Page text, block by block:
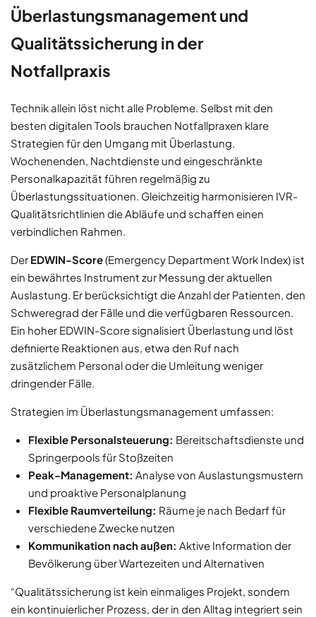
Überlastungsmanagement und
Qualitätssicherung in der
Notfallpraxis
Technik allein löst nicht alle Probleme. Selbst mit den
besten digitalen Tools brauchen Notfallpraxen klare
Strategien für den Umgang mit Überlastung.
Wochenenden, Nachtdienste und eingeschränkte
Personalkapazität führen regelmäßig zu
Überlastungssituationen. Gleichzeitig harmonisieren IVR-
Qualitätsrichtlinien die Abläufe und schaffen einen
verbindlichen Rahmen.
Der EDWIN-Score(Emergency Department Work Index) ist
ein bewährtes Instrument zur Messung der aktuellen
Auslastung. Er berücksichtigt die Anzahl der Patienten, den
Schweregrad der Fälle und die verfügbaren Ressourcen.
Ein hoher EDWIN-Score signalisiert Überlastung und löst
definierte Reaktionen aus, etwa den Ruf nach
zusätzlichem Personal oder die Umleitung weniger
dringender Fälle.
Strategien im Überlastungsmanagement umfassen:
Flexible Personalsteuerung: Bereitschaftsdienste und
Springerpools für Stoßzeiten
Peak-Management: Analyse von Auslastungsmustern
und proaktive Personalplanung
Flexible Raumverteilung: Räume je nach Bedarf für
verschiedene Zwecke nutzen
Kommunikation nach außen: Aktive Information der
Bevölkerung über Wartezeiten und Alternativen
“Qualitätssicherung ist kein einmaliges Projekt, sondern
ein kontinuierlicher Prozess, der in den Alltag integriert sein